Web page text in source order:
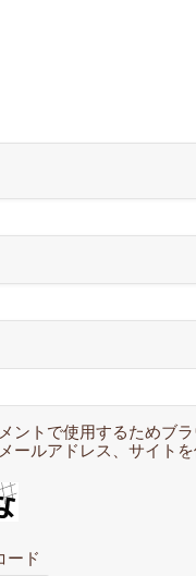
ントで使用するためブ
ールアドレス、サイトを
ード